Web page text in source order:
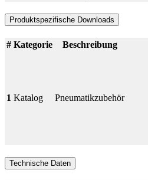
Produktspezifische Downloads
# Kategorie Beschreibung
1 Katalog Pneumatikzubehör
Technische Daten